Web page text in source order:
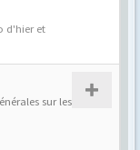
d'hier et
sur les